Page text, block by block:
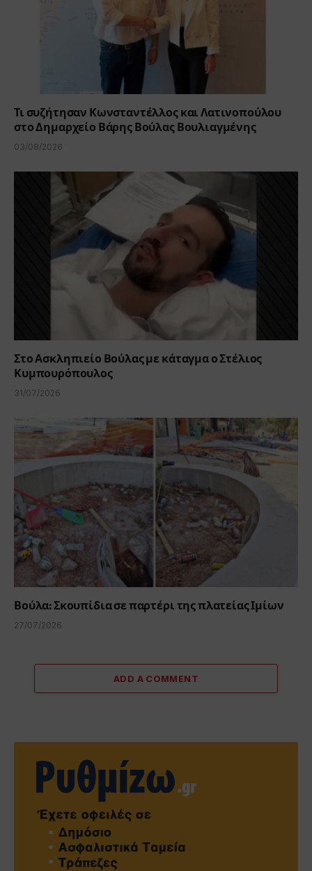
Τι συζήτησαν Κωνσταντέλλος και Λατινοπούλου
στο Δημαρχείο Βάρης Βούλας Βουλιαγμένης
03/08/2026
Στο Ασκληπιείο Βούλας με κάταγμα ο Στέλιος
Κυμπουρόπουλος
31/07/2026
Βούλα: Σκουπίδια σε παρτέρι της πλατείας Ιμίων
27/07/2026
ADD A COMMENT